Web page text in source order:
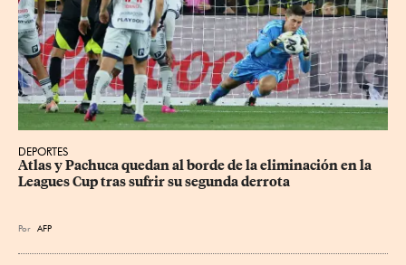
DEPORTES
Atlas y Pachuca quedan al borde de la eliminación en la
Leagues Cup tras sufrir su segunda derrota
Por AFP